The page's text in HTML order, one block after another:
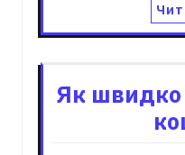
Як швидко